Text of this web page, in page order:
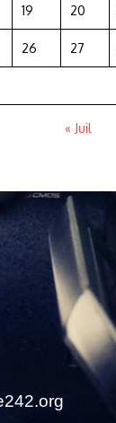
19 20
26 27
« Juil